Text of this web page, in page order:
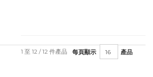
每頁顯示 產品
1 至 12 / 12 件產品